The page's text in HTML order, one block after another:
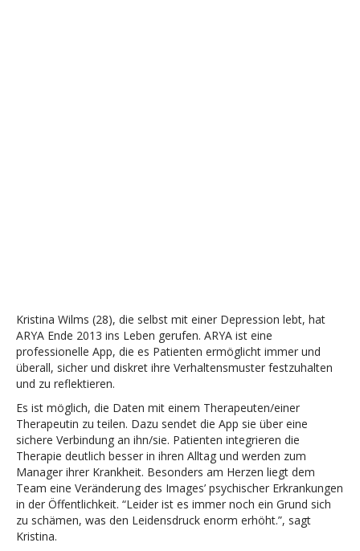
Kristina Wilms (28), die selbst mit einer Depression lebt, hat
ARYA Ende 2013 ins Leben gerufen. ARYA ist eine
professionelle App, die es Patienten ermöglicht immer und
überall, sicher und diskret ihre Verhaltensmuster festzuhalten
und zu reflektieren.
Es ist möglich, die Daten mit einem Therapeuten/einer
Therapeutin zu teilen. Dazu sendet die App sie über eine
sichere Verbindung an ihn/sie. Patienten integrieren die
Therapie deutlich besser in ihren Alltag und werden zum
Manager ihrer Krankheit. Besonders am Herzen liegt dem
Team eine Veränderung des Images’ psychischer Erkrankungen
in der Öffentlichkeit. “Leider ist es immer noch ein Grund sich
zu schämen, was den Leidensdruck enorm erhöht.”, sagt
Kristina.